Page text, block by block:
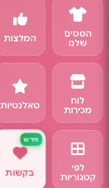
הסטים
שלנו
המלצות
לוח
מכירות
טאלנטיות
לפי
קטגוריות
בקשות